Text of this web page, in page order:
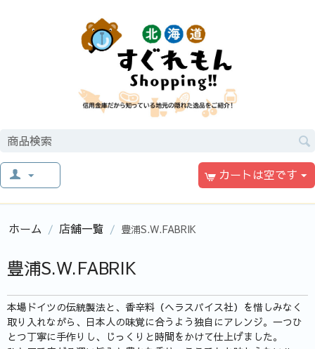
カートは空です
ホーム / 店舗一覧 / 豊浦S.W.FABRIK
豊浦S.W.FABRIK
本場ドイツの伝統製法と、香辛料（ヘラスパイス社）を惜しみなく
取り入れながら、日本人の味覚に合うよう独自にアレンジ。一つひ
とつ丁寧に手作りし、じっくりと時間をかけて仕上げました。